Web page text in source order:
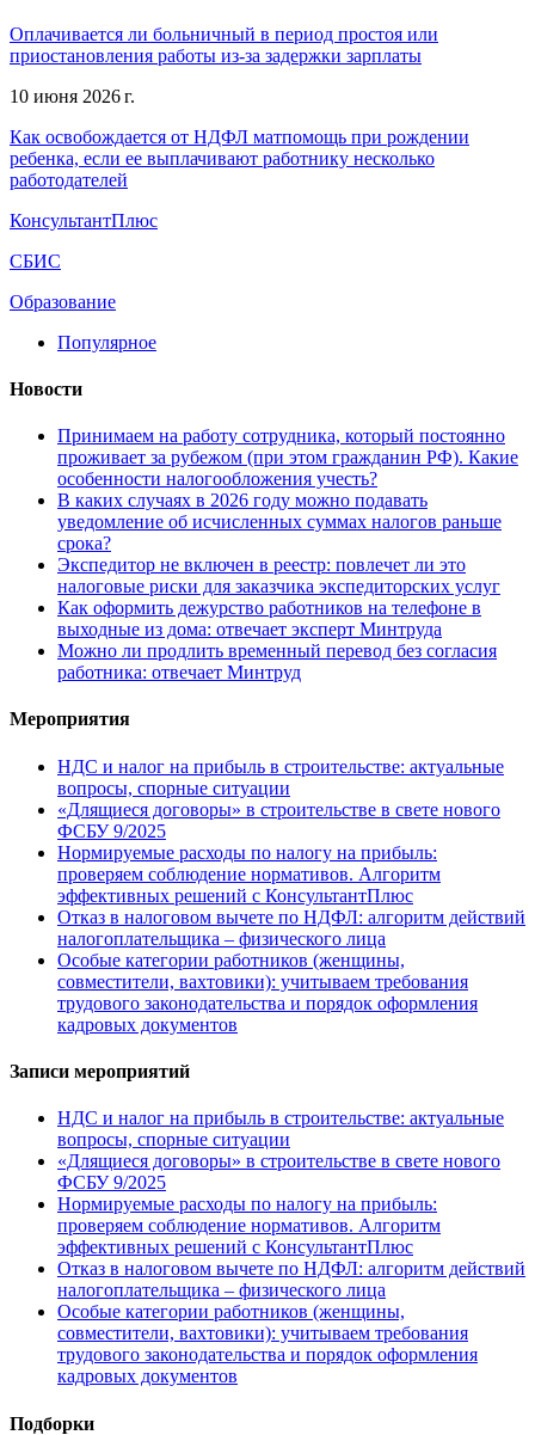
Оплачивается ли больничный в период простоя или
приостановления работы из-за задержки зарплаты
10 июня 2026 г.
Как освобождается от НДФЛ матпомощь при рождении
ребенка, если ее выплачивают работнику несколько
работодателей
КонсультантПлюс
СБИС
Образование
Популярное
Новости
Принимаем на работу сотрудника, который постоянно
проживает за рубежом (при этом гражданин РФ). Какие
особенности налогообложения учесть?
В каких случаях в 2026 году можно подавать
уведомление об исчисленных суммах налогов раньше
срока?
Экспедитор не включен в реестр: повлечет ли это
налоговые риски для заказчика экспедиторских услуг
Как оформить дежурство работников на телефоне в
выходные из дома: отвечает эксперт Минтруда
Можно ли продлить временный перевод без согласия
работника: отвечает Минтруд
Мероприятия
НДС и налог на прибыль в строительстве: актуальные
вопросы, спорные ситуации
«Длящиеся договоры» в строительстве в свете нового
ФСБУ 9/2025
Нормируемые расходы по налогу на прибыль:
проверяем соблюдение нормативов. Алгоритм
эффективных решений с КонсультантПлюс
Отказ в налоговом вычете по НДФЛ: алгоритм действий
налогоплательщика – физического лица
Особые категории работников (женщины,
совместители, вахтовики): учитываем требования
трудового законодательства и порядок оформления
кадровых документов
Записи мероприятий
НДС и налог на прибыль в строительстве: актуальные
вопросы, спорные ситуации
«Длящиеся договоры» в строительстве в свете нового
ФСБУ 9/2025
Нормируемые расходы по налогу на прибыль:
проверяем соблюдение нормативов. Алгоритм
эффективных решений с КонсультантПлюс
Отказ в налоговом вычете по НДФЛ: алгоритм действий
налогоплательщика – физического лица
Особые категории работников (женщины,
совместители, вахтовики): учитываем требования
трудового законодательства и порядок оформления
кадровых документов
Подборки